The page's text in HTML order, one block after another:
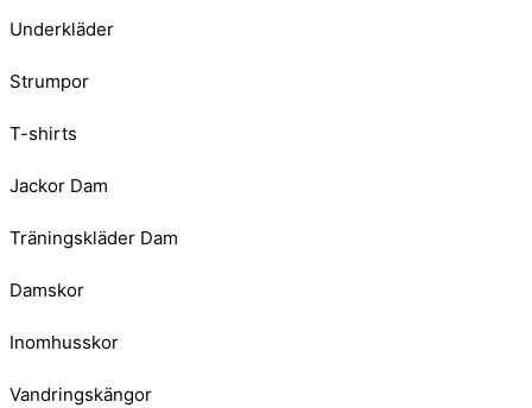
Underkläder
Strumpor
T-shirts
Jackor Dam
Träningskläder Dam
Damskor
Inomhusskor
Vandringskängor